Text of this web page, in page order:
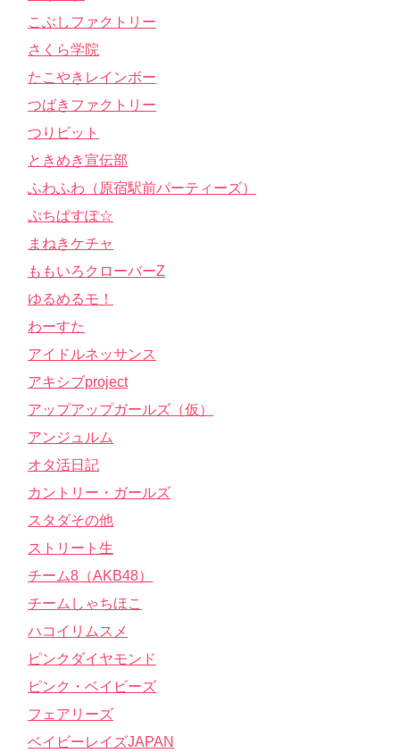
こぶしファクトリー
さくら学院
たこやきレインボー
つばきファクトリー
つりビット
ときめき宣伝部
ふわふわ（原宿駅前パーティーズ）
ぷちぱすぽ☆
まねきケチャ
ももいろクローバーZ
ゆるめるモ！
わーすた
アイドルネッサンス
アキシブproject
アップアップガールズ（仮）
アンジュルム
オタ活日記
カントリー・ガールズ
スタダその他
ストリート生
チーム8（AKB48）
チームしゃちほこ
ハコイリムスメ
ピンクダイヤモンド
ピンク・ベイビーズ
フェアリーズ
ベイビーレイズJAPAN